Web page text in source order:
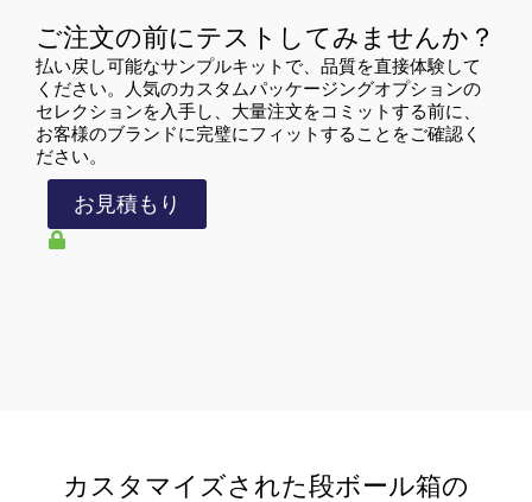
ご注文の前にテストしてみませんか？
払い戻し可能なサンプルキットで、品質を直接体験して
ください。人気のカスタムパッケージングオプションの
セレクションを入手し、大量注文をコミットする前に、
お客様のブランドに完璧にフィットすることをご確認く
ださい。
お見積もり
カスタマイズされた段ボール箱の